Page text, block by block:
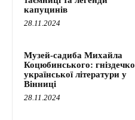
капуцинів
28.11.2024
Музей-садиба Михайла
Коцюбинського: гніздечко
української літератури у
Вінниці
28.11.2024